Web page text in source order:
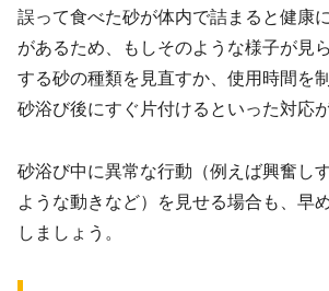
誤って食べた砂が体内で詰まると健康
があるため、もしそのような様子が見
する砂の種類を見直すか、使用時間を
砂浴び後にすぐ片付けるといった対応
砂浴び中に異常な行動（例えば興奮し
ような動きなど）を見せる場合も、早
しましょう。